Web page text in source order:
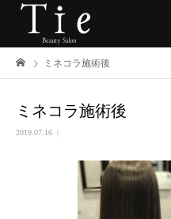
ミネコラ施術後
ミネコラ施術後
2019.07.16